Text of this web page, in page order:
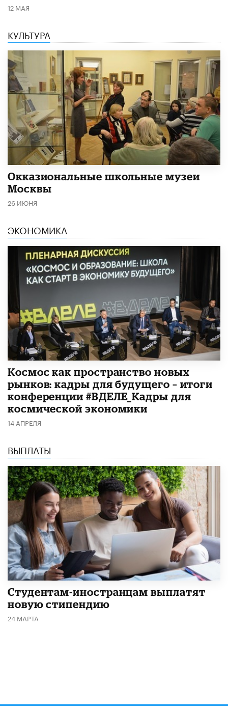
12 МАЯ
КУЛЬТУРА
​Окказиональные школьные музеи
Москвы
26 ИЮНЯ
ЭКОНОМИКА
Космос как пространство новых
рынков: кадры для будущего – итоги
конференции #ВДЕЛЕ_Кадры для
космической экономики
14 АПРЕЛЯ
ВЫПЛАТЫ
Студентам-иностранцам выплатят
новую стипендию
24 МАРТА